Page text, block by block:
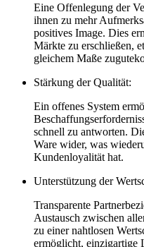
Eine ​Offenlegung der​
ihnen‍ zu mehr
positives‍ Image. Dies
Märkte zu erschließen,
gleichem Maße
Stärkung⁣ der​ Qualität:
⁣Ein ‌offenes ​System
schnell zu antworten.
Ware wider, ⁤was
Kundenloyalität hat.⁢
Unterstützung der​
​Transparente
Austausch zwischen
zu einer⁢ nahtlosen
ermöglicht, einzigartige